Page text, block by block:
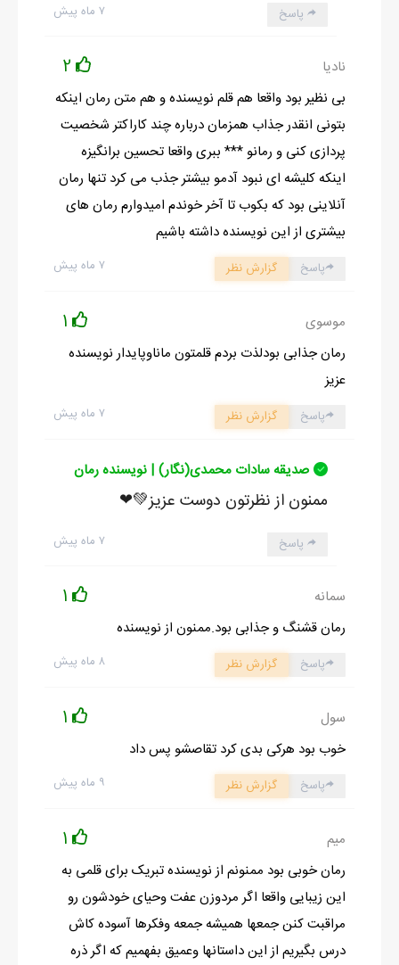
۷ ماه پیش پاسخ
نادیا 2
بی نظیر بود واقعا هم قلم نویسنده و هم متن رمان اینکه
بتونی انقدر جذاب همزمان درباره چند کاراکتر شخصیت
پردازی کنی و رمانو *** ببری واقعا تحسین برانگیزه
اینکه کلیشه ای نبود آدمو بیشتر جذب می کرد تنها رمان
آنلاینی بود که بکوب تا آخر خوندم امیدوارم رمان های
بیشتری از این نویسنده داشته باشیم
۷ ماه پیش پاسخ گزارش نظر
موسوی 1
رمان جذابی بودلذت بردم قلمتون ماناوپایدار نویسنده
عزیز
۷ ماه پیش پاسخ گزارش نظر
صدیقه سادات محمدی(نگار) | نویسنده رمان
ممنون از نظرتون دوست عزیز💚❤
۷ ماه پیش پاسخ
سمانه 1
رمان قشنگ و جذابی بود.ممنون از نویسنده
۸ ماه پیش پاسخ گزارش نظر
سول 1
خوب بود هرکی بدی کرد تقاصشو پس داد
۹ ماه پیش پاسخ گزارش نظر
میم 1
رمان خوبی بود ممنونم از نویسنده تبریک برای قلمی به
این زیبایی واقعا اگر مردوزن عفت وحیای خودشون رو
مراقبت کنن جمعها همیشه جمعه وفکرها آسوده کاش
درس بگیریم از این داستانها وعمیق بفهمیم که اگر ذره